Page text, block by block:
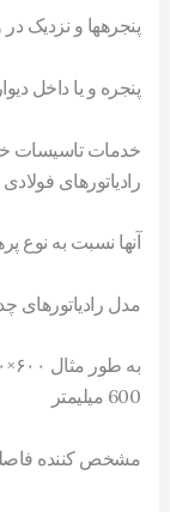
پنجرهها و نزديک
پنجره و يا داخل
خدمات تاسیسات
رادياتورهای
آنها نسبت به نوع
مدل رادياتورهای
600 میلیمتر
مشخص کننده